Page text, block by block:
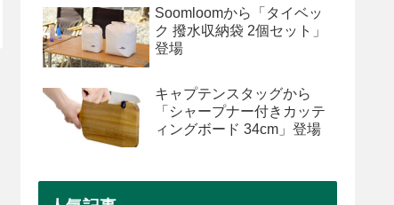
Soomloomから「タイベッ
ク 撥水収納袋 2個セット」
登場
キャプテンスタッグから
「シャープナー付きカッテ
ィングボード 34cm」登場